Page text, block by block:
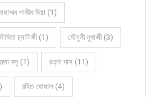
শামীম মিয়া (1)
চ্যাটার্জী (1) মৌসুমী মুখার্জী (3)
বসু (1) রত্না দাস (11)
রহিত ঘোষাল (4)